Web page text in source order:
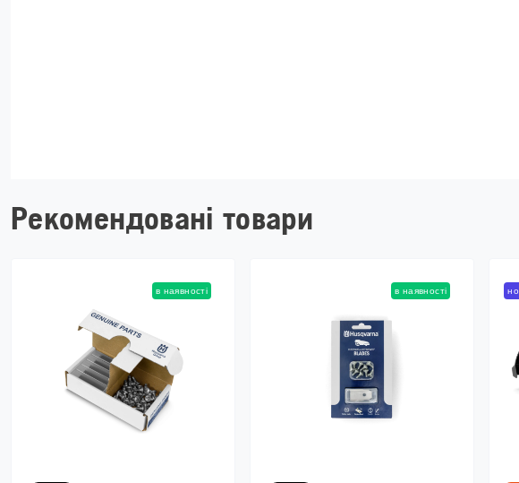
Рекомендовані товари
в наявності в наявності